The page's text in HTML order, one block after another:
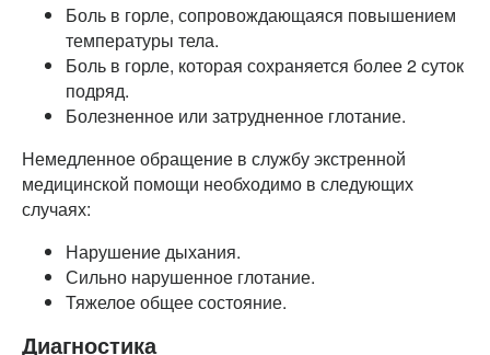
Боль в горле, сопровождающаяся повышением
температуры тела.
Боль в горле, которая сохраняется более 2 суток
подряд.
Болезненное или затрудненное глотание.
Немедленное обращение в службу экстренной
медицинской помощи необходимо в следующих
случаях:
Нарушение дыхания.
Сильно нарушенное глотание.
Тяжелое общее состояние.
Диагностика